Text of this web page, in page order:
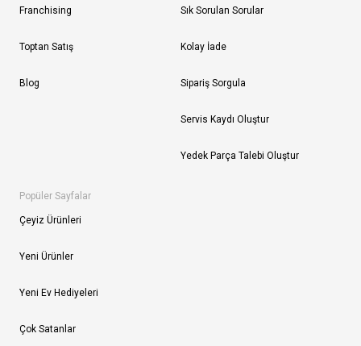
Franchising
Toptan Satış
Blog
Sık Sorulan Sorular
Kolay İade
Sipariş Sorgula
Servis Kaydı Oluştur
Yedek Parça Talebi Oluştur
Popüler Sayfalar
Çeyiz Ürünleri
Yeni Ürünler
Yeni Ev Hediyeleri
Çok Satanlar